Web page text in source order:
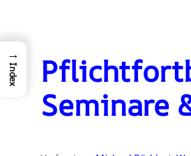
Seminare
→
Index